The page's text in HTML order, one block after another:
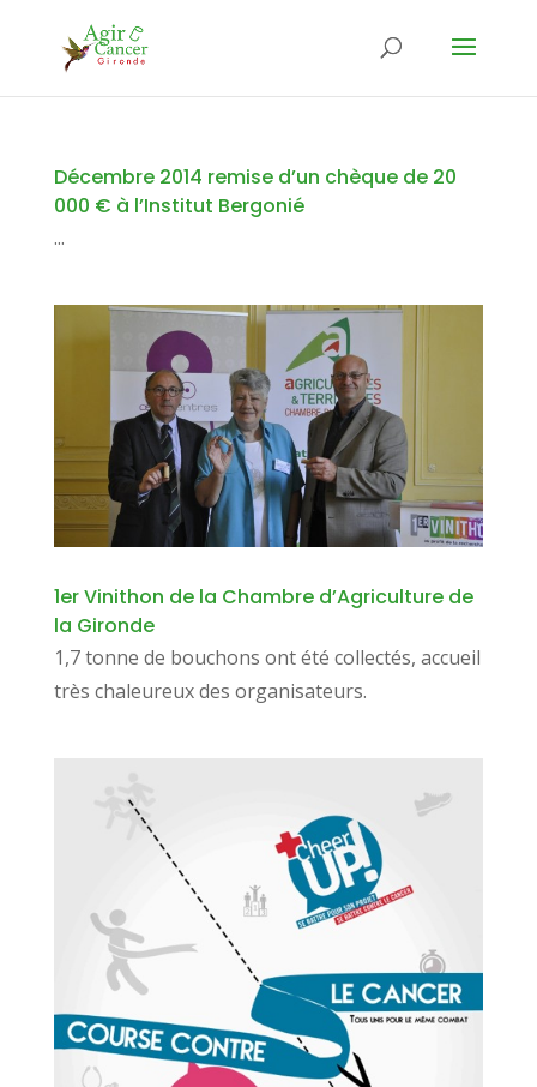
Décembre 2014 remise d’un chèque de 20
000 € à l’Institut Bergonié
...
1er Vinithon de la Chambre d’Agriculture de
la Gironde
1,7 tonne de bouchons ont été collectés, accueil
très chaleureux des organisateurs.